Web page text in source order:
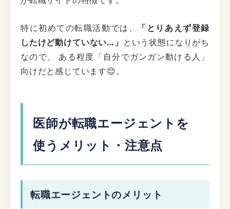
特に初めての転職活動では、
「とりあえず登録
したけど動けていない…」 という状態になりがち
なので、 ある程度「自分でガンガン動ける人」
向けだと感じています😊。
医師が転職エージェントを
使うメリット・注意点
転職エージェントのメリット